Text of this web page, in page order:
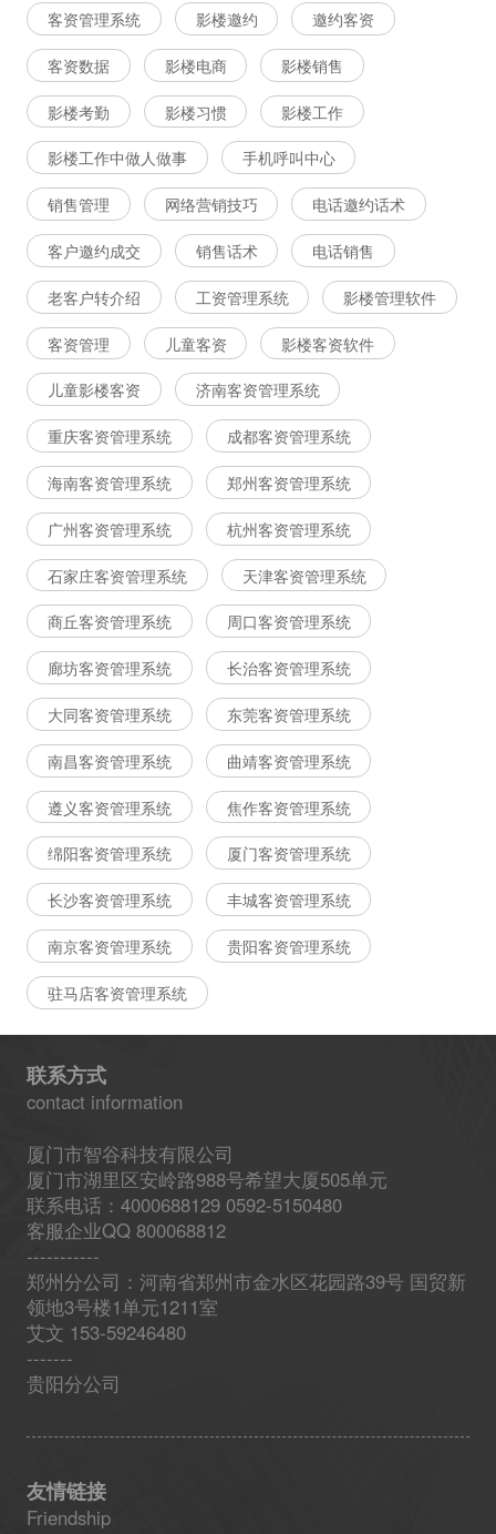
客资管理系统 影楼邀约 邀约客资
客资数据 影楼电商 影楼销售
影楼考勤 影楼习惯 影楼工作
影楼工作中做人做事 手机呼叫中心
销售管理 网络营销技巧 电话邀约话术
客户邀约成交 销售话术 电话销售
老客户转介绍 工资管理系统 影楼管理软件
客资管理 儿童客资 影楼客资软件
儿童影楼客资 济南客资管理系统
重庆客资管理系统 成都客资管理系统
海南客资管理系统 郑州客资管理系统
广州客资管理系统 杭州客资管理系统
石家庄客资管理系统 天津客资管理系统
商丘客资管理系统 周口客资管理系统
廊坊客资管理系统 长治客资管理系统
大同客资管理系统 东莞客资管理系统
南昌客资管理系统 曲靖客资管理系统
遵义客资管理系统 焦作客资管理系统
绵阳客资管理系统 厦门客资管理系统
长沙客资管理系统 丰城客资管理系统
南京客资管理系统 贵阳客资管理系统
驻马店客资管理系统
联系方式
contact information
厦门市智谷科技有限公司
厦门市湖里区安岭路988号希望大厦505单元
联系电话：4000688129 0592-5150480
客服企业QQ 800068812
-----------
郑州分公司：河南省郑州市金水区花园路39号 国贸新
领地3号楼1单元1211室
艾文 153-59246480
-------
贵阳分公司
友情链接
Friendship